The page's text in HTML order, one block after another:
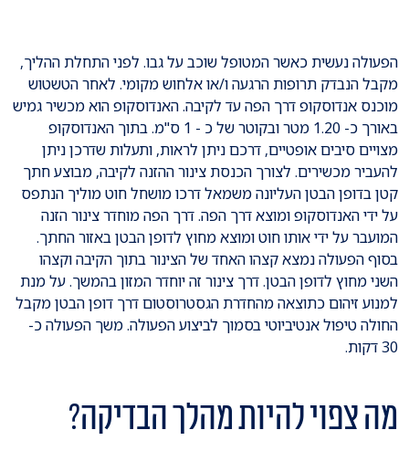
הפעולה נעשית כאשר המטופל שוכב על גבו. לפני התחלת ההליך,
מקבל הנבדק תרופות הרגעה ו/או אלחוש מקומי. לאחר הטשטוש
מוכנס אנדוסקופ דרך הפה עד לקיבה. האנדוסקופ הוא מכשיר גמיש
באורך כ- 1.20 מטר ובקוטר של כ - 1 ס"מ. בתוך האנדוסקופ
מצויים סיבים אופטיים, דרכם ניתן לראות, ותעלות שדרכן ניתן
להעביר מכשירים. לצורך הכנסת צינור ההזנה לקיבה, מבוצע חתך
קטן בדופן הבטן העליונה משמאל דרכו מושחל חוט מוליך הנתפס
על ידי האנדוסקופ ומוצא דרך הפה. דרך הפה מוחדר צינור הזנה
המועבר על ידי אותו חוט ומוצא מחוץ לדופן הבטן באזור החתך.
בסוף הפעולה נמצא קצהו האחד של הצינור בתוך הקיבה וקצהו
השני מחוץ לדופן הבטן. דרך צינור זה יוחדר המזון בהמשך. על מנת
למנוע זיהום כתוצאה מהחדרת הגסטרוסטום דרך דופן הבטן מקבל
החולה טיפול אנטיביוטי בסמוך לביצוע הפעולה. משך הפעולה כ-
30 דקות.
מה צפוי להיות מהלך הבדיקה?